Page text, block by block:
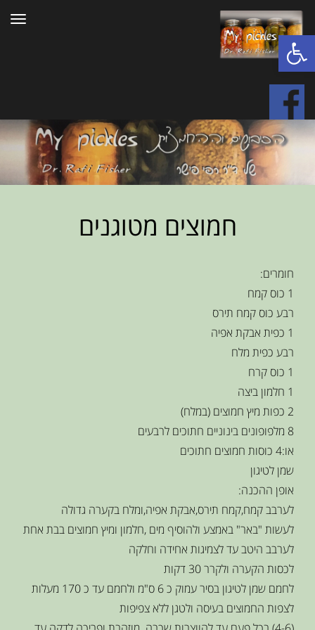
פתח סרגל נגישות
חמוצים מטוגנים
חומרים:
1 כוס קמח
רבע כוס קמח תירס
1 כפית אבקת אפיה
רבע כפית מלח
1 כוס קרח
1 חלמון ביצה
2 כפות מיץ חמוצים (במלח)
8 מלפופונים בינוניים חתוכים לרבעים
או:4 כוסות חמוצים חתוכים
שמן לטיגון
אופן ההכנה:
לערבב קמח,קמח תירס,אבקת אפיה,ומלח בקערה גדולה
לעשות "באר" באמצע ולהוסיף מים ,חלמון ומיץ חמוצים בבת אחת
לערבב היטב עד לצמיגות אחידה וחלקה
לכסות הקערה ולקרר 30 דקות
לחמם שמן לטיגון בסיר עמוק כ 6 ס"מ ולחמם עד כ 170 מעלות
לצפות החמוצים בעיסה ולטגן ללא צפיפות